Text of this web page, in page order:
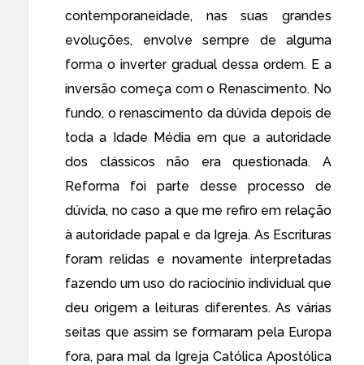
contemporaneidade, nas suas grandes
evoluções, envolve sempre de alguma
forma o inverter gradual dessa ordem. E a
inversão começa com o Renascimento. No
fundo, o renascimento da dúvida depois de
toda a Idade Média em que a autoridade
dos clássicos não era questionada. A
Reforma foi parte desse processo de
dúvida, no caso a que me refiro em relação
à autoridade papal e da Igreja. As Escrituras
foram relidas e novamente interpretadas
fazendo um uso do raciocínio individual que
deu origem a leituras diferentes. As várias
seitas que assim se formaram pela Europa
fora, para mal da Igreja Católica Apostólica